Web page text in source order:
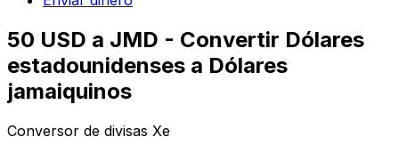
50 USD a JMD - Convertir Dólares
estadounidenses a Dólares
jamaiquinos
Conversor de divisas Xe